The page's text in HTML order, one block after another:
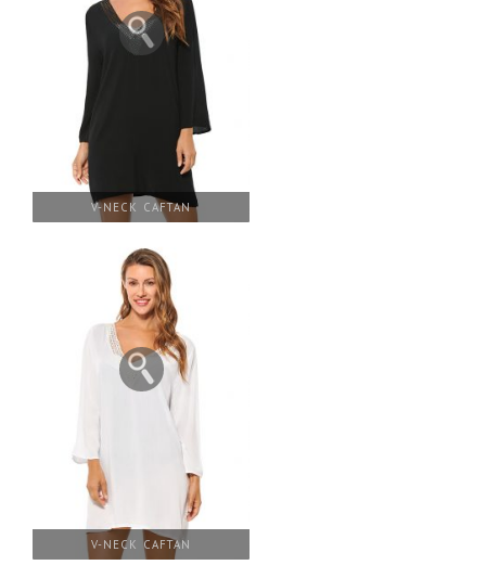
V-NECK CAFTAN
V-NECK CAFTAN